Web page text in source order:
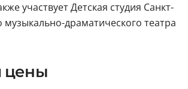
участвует Детская студия Санкт-
музыкально-драматического театра
цены